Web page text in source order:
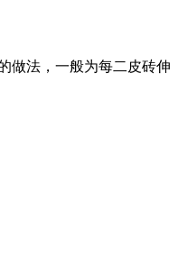
做法，一般为每二皮砖伸